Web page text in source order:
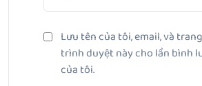
Lưu tên của tôi, email, và
trình duyệt này cho lần bình
của tôi.